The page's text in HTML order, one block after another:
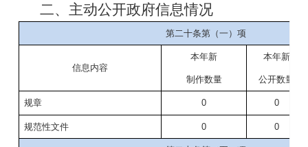
二、主动公开政府信息情况
第二十条第（一）项
信息内容
本年新
制作数量
本年新
公开数量
规章 0 0
规范性文件 0 0